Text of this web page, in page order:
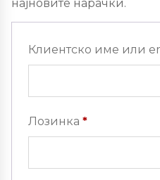
најновите нарачки.
Клиентско име или
Лозинка *